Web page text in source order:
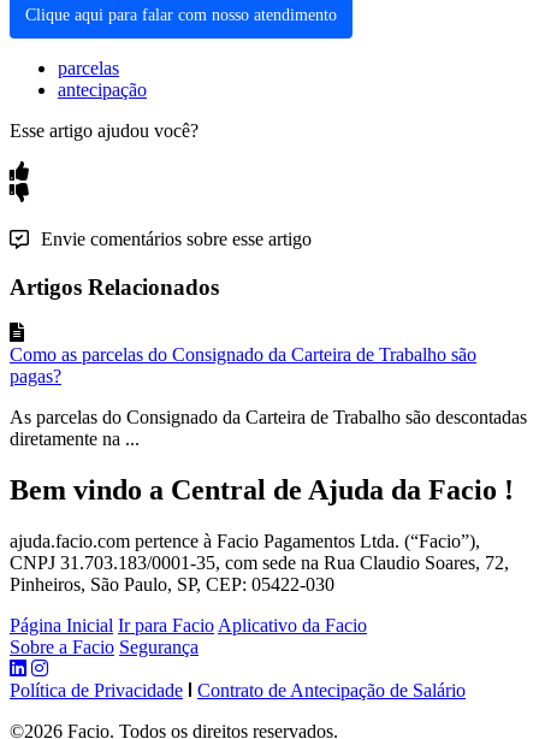
Clique aqui para falar com nosso atendimento
parcelas
antecipação
Esse artigo ajudou você?
Envie comentários sobre esse artigo
Artigos Relacionados
Como as parcelas do Consignado da Carteira de Trabalho são
pagas?
As parcelas do Consignado da Carteira de Trabalho são descontadas
diretamente na ...
Bem vindo a Central de Ajuda da Facio !
ajuda.facio.com pertence à Facio Pagamentos Ltda. (“Facio”),
CNPJ 31.703.183/0001-35, com sede na Rua Claudio Soares, 72,
Pinheiros, São Paulo, SP, CEP: 05422-030
Página Inicial Ir para Facio Aplicativo da Facio
Sobre a Facio Segurança
Política de Privacidade
Contrato de Antecipação de Salário
©2026 Facio. Todos os direitos reservados.